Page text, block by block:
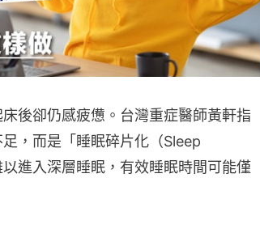
後卻仍感疲憊。台灣重症醫師黃軒指
，而是「睡眠碎片化（Sleep
進入深層睡眠，有效睡眠時間可能僅